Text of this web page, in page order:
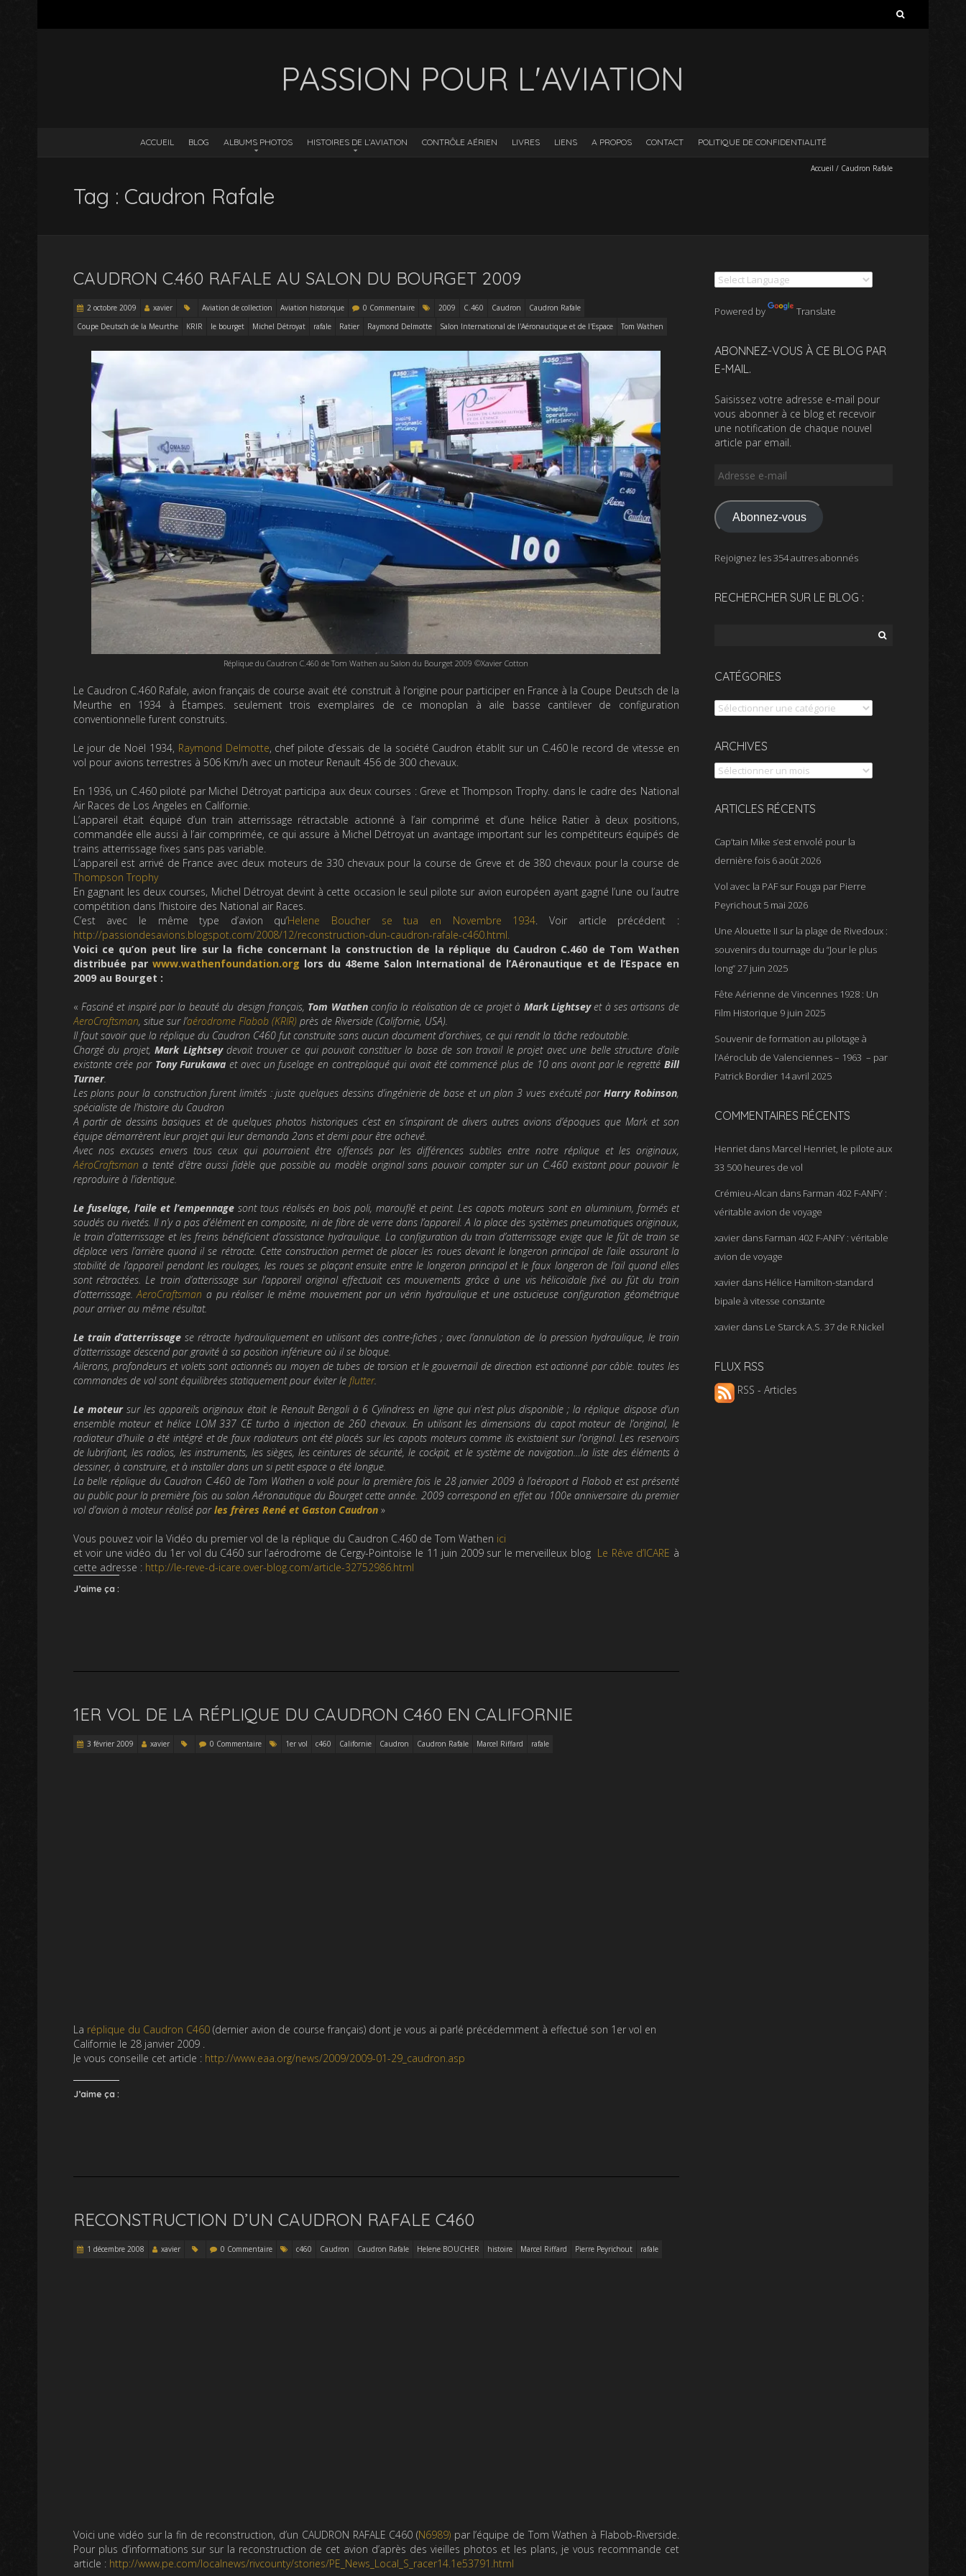
PASSION POUR L'AVIATION
ACCUEIL BLOG ALBUMS PHOTOS HISTOIRES DE L’AVIATION CONTRÔLE AÉRIEN LIVRES LIENS A PROPOS CONTACT POLITIQUE DE CONFIDENTIALITÉ
Accueil / Caudron Rafale
Tag : Caudron Rafale
CAUDRON C.460 RAFALE AU SALON DU BOURGET 2009
2 octobre 2009 xavier Aviation de collection Aviation historique 0 Commentaire 2009 C.460 Caudron
Caudron Rafale
Coupe Deutsch de la Meurthe
KRIR le bourget Michel Détroyat rafale Ratier Raymond Delmotte Salon International de l'Aéronautique et de l'Espace Tom Wathen
Réplique du Caudron C.460 de Tom Wathen au Salon du Bourget 2009 ©Xavier Cotton
Le Caudron C.460 Rafale, avion français de course avait été construit à l’origine pour participer en France à la Coupe Deutsch de la
Meurthe en 1934 à Étampes. seulement trois exemplaires de ce monoplan à aile basse cantilever de configuration
conventionnelle furent construits.
Le jour de Noël 1934, Raymond Delmotte, chef pilote d’essais de la société Caudron établit sur un C.460 le record de vitesse en
vol pour avions terrestres à 506 Km/h avec un moteur Renault 456 de 300 chevaux.
En 1936, un C.460 piloté par Michel Détroyat participa aux deux courses : Greve et Thompson Trophy. dans le cadre des National
Air Races de Los Angeles en Californie.
L’appareil était équipé d’un train atterrissage rétractable actionné à l’air comprimé et d’une hélice Ratier à deux positions,
commandée elle aussi à l’air comprimée, ce qui assure à Michel Détroyat un avantage important sur les compétiteurs équipés de
trains atterrissage fixes sans pas variable.
L’appareil est arrivé de France avec deux moteurs de 330 chevaux pour la course de Greve et de 380 chevaux pour la course de
Thompson Trophy
En gagnant les deux courses, Michel Détroyat devint à cette occasion le seul pilote sur avion européen ayant gagné l’une ou l’autre
compétition dans l’histoire des National air Races.
C’est avec le même type d’avion qu’Helene Boucher se tua en Novembre 1934 . Voir article précédent :
http://passiondesavions.blogspot.com/2008/12/reconstruction-dun-caudron-rafale-c460.html.
Voici ce qu’on peut lire sur la fiche concernant la construction de la réplique du Caudron C.460 de Tom Wathen
distribuée par www.wathenfoundation.org lors du 48eme Salon International de l’Aéronautique et de l’Espace en
2009 au Bourget :
« Fasciné et inspiré par la beauté du design français, Tom Wathenconfia la réalisation de ce projet à Mark Lightseyet à ses artisans de
AeroCraftsman, situe sur l’aérodrome Flabob (KRIR) près de Riverside (Californie, USA).
Il faut savoir que la réplique du Caudron C460 fut construite sans aucun document d’archives, ce qui rendit la tâche redoutable.
Chargé du projet,Mark Lightseydevait trouver ce qui pouvait constituer la base de son travail le projet avec une belle structure d’aile
existante crée par Tony Furukawa et avec un fuselage en contreplaqué qui avait été commencé plus de 10 ans avant par le regretté Bill
Turner.
Les plans pour la construction furent limités : juste quelques dessins d’ingénierie de base et un plan 3 vues exécuté parHarry Robinson,
spécialiste de l’histoire du Caudron
A partir de dessins basiques et de quelques photos historiques c’est en s’inspirant de divers autres avions d’époques que Mark et son
équipe démarrèrent leur projet qui leur demanda 2ans et demi pour être achevé.
Avec nos excuses envers tous ceux qui pourraient être offensés par les différences subtiles entre notre réplique et les originaux,
AéroCraftsman a tenté d’être aussi fidèle que possible au modèle original sans pouvoir compter sur un C.460 existant pour pouvoir le
reproduire à l’identique.
Le fuselage, l’aile et l’empennagesont tous réalisés en bois poli, marouflé et peint. Les capots moteurs sont en aluminium, formés et
soudés ou rivetés. Il n’y a pas d’élément en composite, ni de fibre de verre dans l’appareil. A la place des systèmes pneumatiques originaux,
le train d’atterrissage et les freins bénéficient d’assistance hydraulique. La configuration du train d’atterrissage exige que le fût de train se
déplace vers l’arrière quand il se rétracte. Cette construction permet de placer les roues devant le longeron principal de l’aile assurant la
stabilité de l’appareil pendant les roulages, les roues se plaçant ensuite entre le longeron principal et le faux longeron de l’ail quand elles
sont rétractées. Le train d’atterissage sur l’appareil original effectuait ces mouvements grâce à une vis hélicoïdale fixé au fût du train
d’atterrissage.AeroCraftsman a pu réaliser le même mouvement par un vérin hydraulique et une astucieuse configuration géométrique
pour arriver au même résultat.
Le train d’atterrissagese rétracte hydrauliquement en utilisant des contre-fiches ; avec l’annulation de la pression hydraulique, le train
d’atterrissage descend par gravité à sa position inférieure où il se bloque.
Ailerons, profondeurs et volets sont actionnés au moyen de tubes de torsion et le gouvernail de direction est actionné par câble. toutes les
commandes de vol sont équilibrées statiquement pour éviter leflutter.
Le moteursur les appareils originaux était le Renault Bengali à 6 Cylindress en ligne qui n’est plus disponible ; la réplique dispose d’un
ensemble moteur et hélice LOM 337 CE turbo à injection de 260 chevaux. En utilisant les dimensions du capot moteur de l’original, le
radiateur d’huile a été intégré et de faux radiateurs ont été placés sur les capots moteurs comme ils existaient sur l’original. Les reservoirs
de lubrifiant, les radios, les instruments, les sièges, les ceintures de sécurité, le cockpit, et le système de navigation…la liste des éléments à
dessiner, à construire, et à installer dans un si petit espace a été longue.
La belle réplique du Caudron C.460 de Tom Wathen a volé pour la première fois le 28 janvier 2009 à l’aéroport d Flabob et est présenté
au public pour la première fois au salon Aéronautique du Bourget cette année. 2009 correspond en effet au 100e anniversaire du premier
vol d’avion à moteur réalisé parles frères René et Gaston Caudron»
Vous pouvez voir la Vidéo du premier vol de la réplique du Caudron C.460 de Tom Wathen ici
et voir une vidéo du 1er vol du C460 sur l’aérodrome de Cergy-Pointoise le 11 juin 2009 sur le merveilleux blog Le Rêve d’ICARE à
cette adresse : http://le-reve-d-icare.over-blog.com/article-32752986.html
J’aime ça :
1ER VOL DE LA RÉPLIQUE DU CAUDRON C460 EN CALIFORNIE
3 février 2009 xavier 0 Commentaire 1er vol c460 Californie Caudron Caudron Rafale Marcel Riffard rafale
La réplique du Caudron C460(dernier avion de course français) dont je vous ai parlé précédemment à effectué son 1er vol en
Californie le 28 janvier 2009 .
Je vous conseille cet article : http://www.eaa.org/news/2009/2009-01-29_caudron.asp
J’aime ça :
RECONSTRUCTION D’UN CAUDRON RAFALE C460
1 décembre 2008 xavier 0 Commentaire c460 Caudron Caudron Rafale Helene BOUCHER histoire Marcel Riffard Pierre Peyrichout rafale
Voici une vidéo sur la fin de reconstruction, d’un CAUDRON RAFALE C460 (N6989)par l’équipe de Tom Wathen à Flabob-Riverside.
Pour plus d’informations sur sur la reconstruction de cet avion d’après des vieilles photos et les plans, je vous recommande cet
article : http://www.pe.com/localnews/rivcounty/stories/PE_News_Local_S_racer14.1e53791.html
Powered by Translate
ABONNEZ-VOUS À CE BLOG PAR
E-MAIL.
Saisissez votre adresse e-mail pour
vous abonner à ce blog et recevoir
une notification de chaque nouvel
article par email.
Adresse
mail
Abonnez-vous
Rejoignez les 354 autres abonnés
RECHERCHER SUR LE BLOG :
CATÉGORIES
Catégories
ARCHIVES
Archives
ARTICLES RÉCENTS
Cap’tain Mike s’est envolé pour la
dernière fois 6 août 2026
Vol avec la PAF sur Fouga par Pierre
Peyrichout 5 mai 2026
Une Alouette II sur la plage de Rivedoux :
souvenirs du tournage du “Jour le plus
long”27 juin 2025
Fête Aérienne de Vincennes 1928 : Un
Film Historique 9 juin 2025
Souvenir de formation au pilotage à
l’Aéroclub de Valenciennes – 1963 – par
Patrick Bordier 14 avril 2025
COMMENTAIRES RÉCENTS
Henriet dans Marcel Henriet, le pilote aux
33 500 heures de vol
Crémieu-Alcan dans Farman 402 F-ANFY :
véritable avion de voyage
xavier dans Farman 402 F-ANFY : véritable
avion de voyage
xavier dans Hélice Hamilton-standard
bipale à vitesse constante
xavier dans Le Starck A.S. 37 de R.Nickel
FLUX RSS
RSS - Articles